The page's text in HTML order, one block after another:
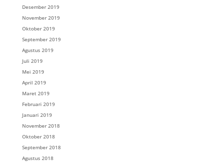
Desember 2019
November 2019
Oktober 2019
September 2019
Agustus 2019
Juli 2019
Mei 2019
April 2019
Maret 2019
Februari 2019
Januari 2019
November 2018
Oktober 2018
September 2018
Agustus 2018